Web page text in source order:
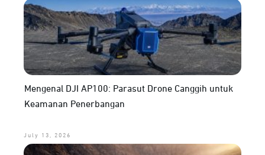
Mengenal DJI AP100: Parasut Drone Canggih untuk
Keamanan Penerbangan
July 13, 2026